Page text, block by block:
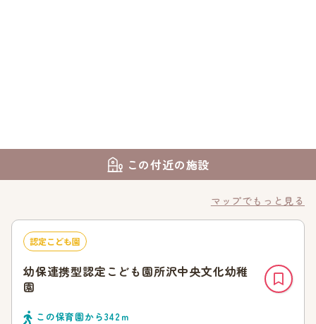
この付近の施設
マップでもっと見る
認定こども園
幼保連携型認定こども園所沢中央文化幼稚
園
この保育園から342ｍ